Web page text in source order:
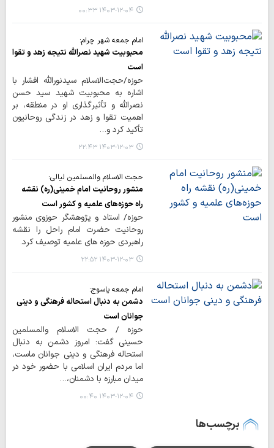
۱۴۰۳-۱۲-۰۴ ۰۰:۳۳
امام جمعه شهر چرام:
محبوبیت شهید نصرالله نتیجه زهد و تقوا
است
حوزه/حجت‌الاسلام سیدنورالله افشار با
اشاره به محبوبیت شهید سید حسن
نصرالله و تأثیرگذاری او در منطقه، بر
اهمیت تقوا و زهد در زندگی روحانیون
تأکید کرد و…
۱۴۰۳-۱۲-۰۳ ۲۲:۴۳
حجت الاسلام والمسلمین لیالی:
منشور روحانیت امام خمینی(ره) نقشه
راه حوزه‌های علمیه و کشور است
حوزه/ استاد و پژوهشگر حوزوی منشور
روحانیت حضرت امام راحل را نقشه
راهبردی حوزه های علمیه توصیف کرد.
۱۴۰۳-۱۲-۰۳ ۲۲:۵۲
امام جمعه یاسوج:
دشمن به دنبال استحاله فرهنگی و دینی
جوانان است
حوزه / حجت الاسلام والمسلمین
حسینی گفت: امروز دشمن به دنبال
استحاله فرهنگی و دینی جوانان ماست،
اما مردم ایران اسلامی با حضور خود در
میدان مبارزه با دشمنان،…
۱۴۰۳-۱۲-۰۴ ۰۰:۴۰
برچسب‌ها